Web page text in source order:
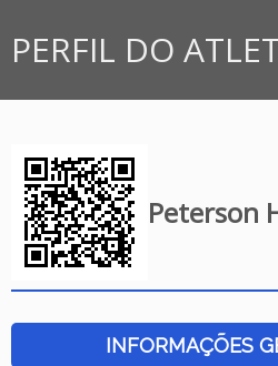
PERFIL DO
Peterson
INFORMAÇÕES